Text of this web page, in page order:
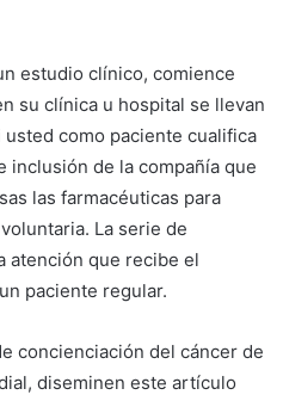
estudio clínico, comience
su clínica u hospital se llevan
como paciente cualifica
inclusión de la compañía que
las farmacéuticas para
La serie de
atención que recibe el
paciente regular.
concienciación del cáncer de
diseminen este artículo